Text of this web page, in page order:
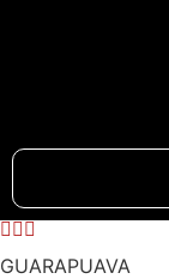
GUARAPUAVA